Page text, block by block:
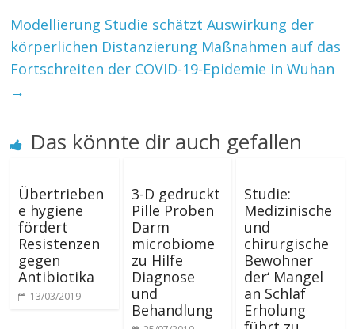
Modellierung Studie schätzt Auswirkung der
körperlichen Distanzierung Maßnahmen auf das
Fortschreiten der COVID-19-Epidemie in Wuhan
→
Das könnte dir auch gefallen
Übertrieben
e hygiene
fördert
Resistenzen
gegen
Antibiotika
13/03/2019
3-D gedruckt
Pille Proben
Darm
microbiome
zu Hilfe
Diagnose
und
Behandlung
Studie:
Medizinische
und
chirurgische
Bewohner
der‘ Mangel
an Schlaf
Erholung